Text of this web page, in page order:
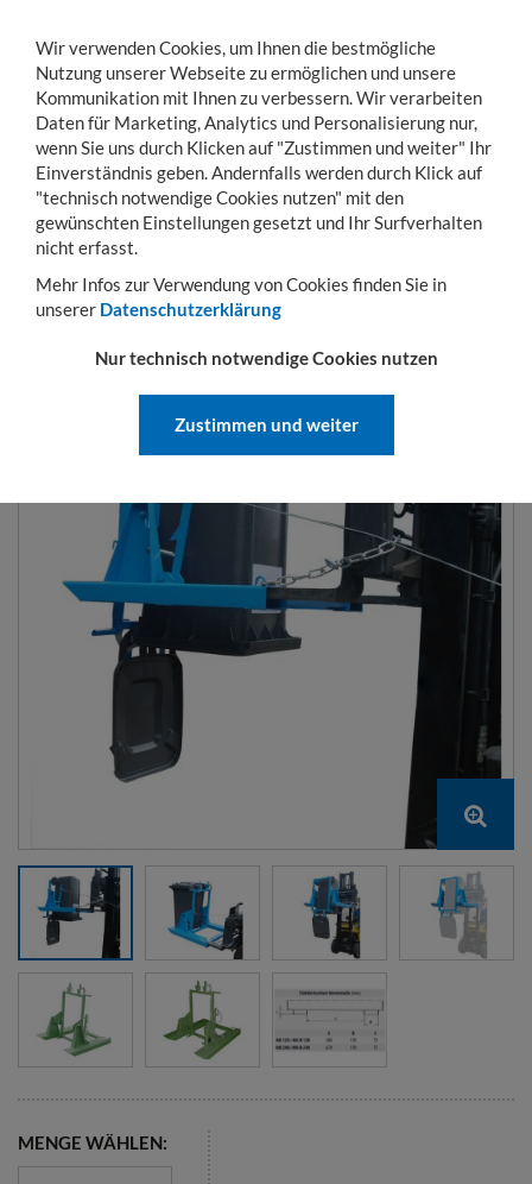
Toggle
navigation
MENÜ KONTO WARENKORB
Sie sind hier: Hubgeräte Kippgeräte
MÜLLTONNEN-KIPPER TYP MK
MENGE WÄHLEN:
Wir verwenden Cookies, um Ihnen die bestmögliche
Nutzung unserer Webseite zu ermöglichen und unsere
Kommunikation mit Ihnen zu verbessern. Wir verarbeiten
Daten für Marketing, Analytics und Personalisierung nur,
wenn Sie uns durch Klicken auf "Zustimmen und weiter" Ihr
Einverständnis geben. Andernfalls werden durch Klick auf
"technisch notwendige Cookies nutzen" mit den
gewünschten Einstellungen gesetzt und Ihr Surfverhalten
nicht erfasst.
Mehr Infos zur Verwendung von Cookies finden Sie in
unserer Datenschutzerklärung
Nur technisch notwendige Cookies nutzen
Zustimmen und weiter